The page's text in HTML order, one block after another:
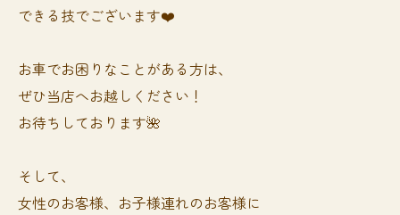
できる技でございます❤️
お車でお困りなことがある方は、
ぜひ当店へお越しください！
お待ちしております🌺
そして、
女性のお客様、お子様連れのお客様に